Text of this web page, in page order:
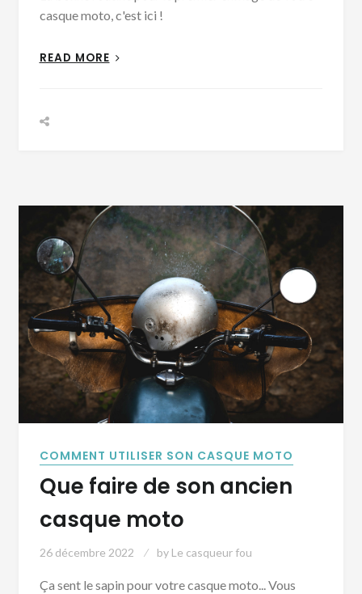
casque moto, c'est ici !
READ MORE
COMMENT UTILISER SON CASQUE MOTO
Que faire de son ancien
casque moto
26 décembre 2022 by Le casqueur fou
Ça sent le sapin pour votre casque moto... Vous